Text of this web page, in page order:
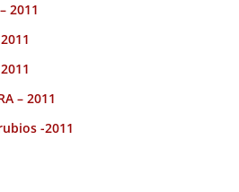
2011
– 2011
-2011